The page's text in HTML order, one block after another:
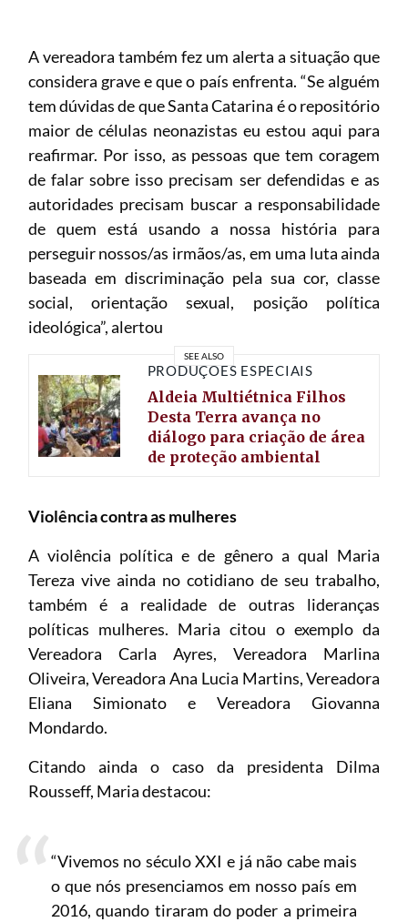
A vereadora também fez um alerta a situação que
considera grave e que o país enfrenta. “Se alguém
tem dúvidas de que Santa Catarina é o repositório
maior de células neonazistas eu estou aqui para
reafirmar. Por isso, as pessoas que tem coragem
de falar sobre isso precisam ser defendidas e as
autoridades precisam buscar a responsabilidade
de quem está usando a nossa história para
perseguir nossos/as irmãos/as, em uma luta ainda
baseada em discriminação pela sua cor, classe
social, orientação sexual, posição política
ideológica”, alertou
SEE ALSO
PRODUÇÕES ESPECIAIS
Aldeia Multiétnica Filhos
Desta Terra avança no
diálogo para criação de área
de proteção ambiental
Violência contra as mulheres
A violência política e de gênero a qual Maria
Tereza vive ainda no cotidiano de seu trabalho,
também é a realidade de outras lideranças
políticas mulheres. Maria citou o exemplo da
Vereadora Carla Ayres, Vereadora Marlina
Oliveira, Vereadora Ana Lucia Martins, Vereadora
Eliana Simionato e Vereadora Giovanna
Mondardo.
Citando ainda o caso da presidenta Dilma
Rousseff, Maria destacou:
“Vivemos no século XXI e já não cabe mais
o que nós presenciamos em nosso país em
2016, quando tiraram do poder a primeira